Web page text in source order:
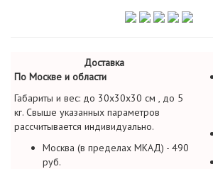
Доставка
По Москве и области
Габариты и вес: до 30х30х30 см , до 5
кг. Свыше указанных параметров
рассчитывается индивидуально.
Москва (в пределах МКАД) - 490
руб.